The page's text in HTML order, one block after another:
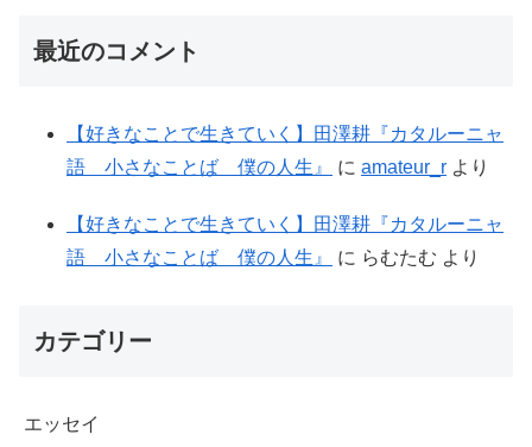
最近のコメント
【好きなことで生きていく】田澤耕『カタルーニャ
語 小さなことば 僕の人生』
に amateur_r より
【好きなことで生きていく】田澤耕『カタルーニャ
語 小さなことば 僕の人生』
に らむたむ より
カテゴリー
エッセイ